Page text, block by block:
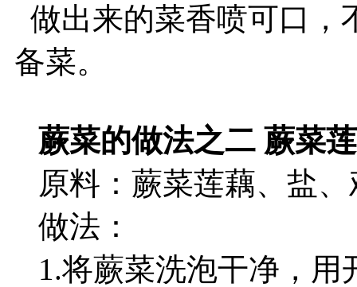
做出来的菜香喷可口，
备菜。
蕨菜的做法之二 蕨菜
原料：蕨菜莲藕、盐
做法：
1.将蕨菜洗泡干净，用